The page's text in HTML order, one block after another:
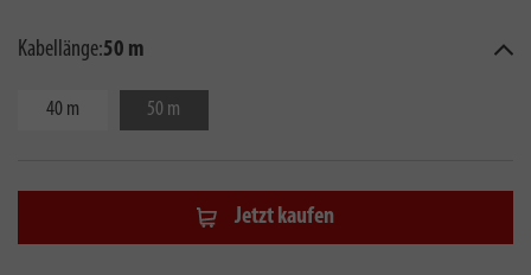
Kabellänge:50 m
40 m 50 m
Jetzt kaufen